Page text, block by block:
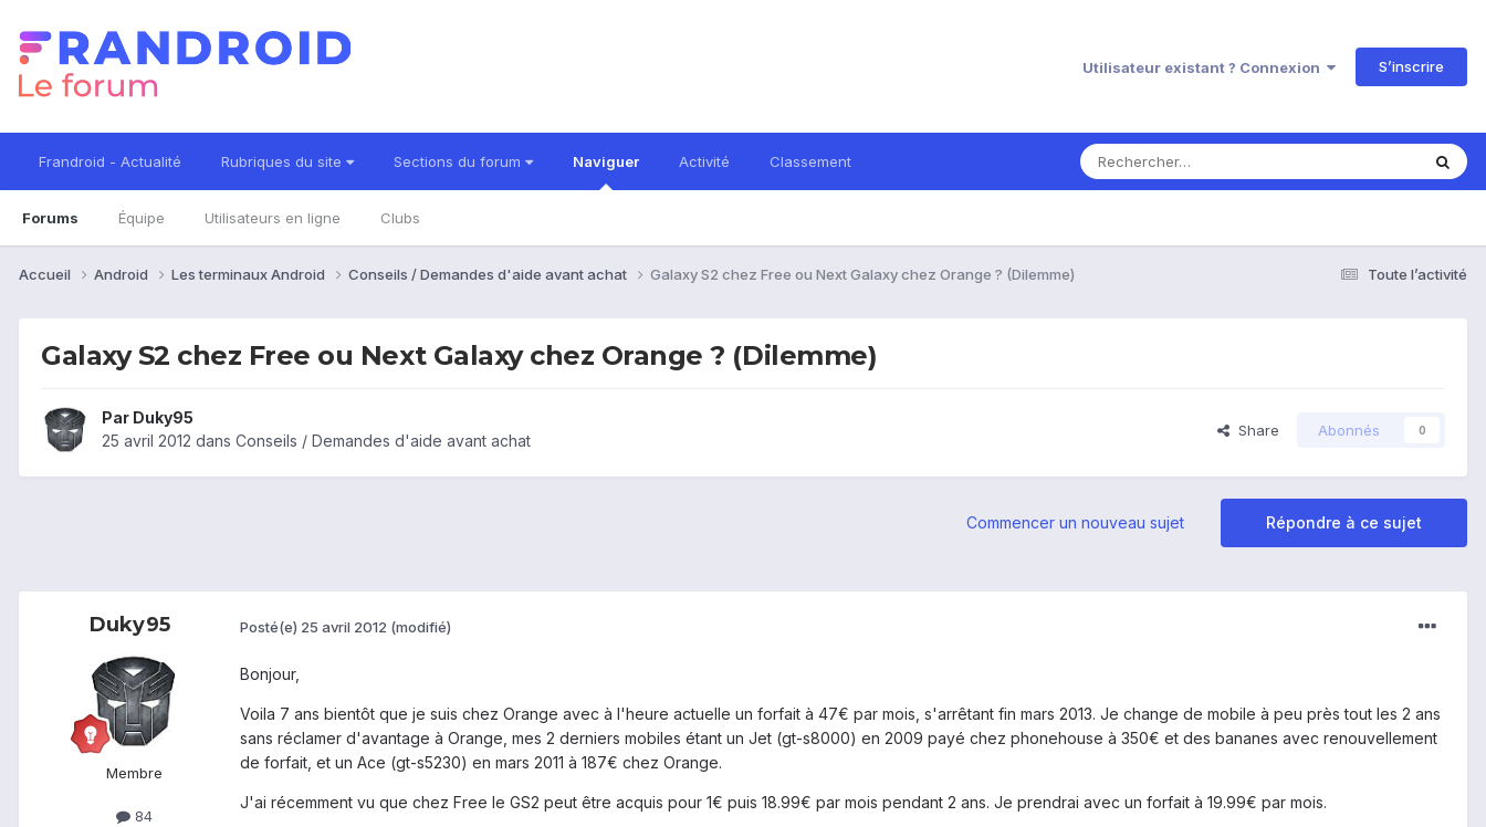
Utilisateur existant ? Connexion S’inscrire
Frandroid - Actualité Rubriques du site Sections du forum Naviguer
Forums Équipe Utilisateurs en ligne Clubs
Activité Classement
Toute l’activité
Accueil Android Les terminaux Android Conseils / Demandes d'aide avant achat Galaxy S2 chez Free ou Next Galaxy chez Orange ? (Dilemme)
Galaxy S2 chez Free ou Next Galaxy chez Orange ? (Dilemme)
Par Duky95
25 avril 2012 dans Conseils / Demandes d'aide avant achat
Share Abonnés 0
Répondre à ce sujet
Commencer un nouveau sujet
Duky95
Membre
84
Posté(e) 25 avril 2012 (modifié)
Bonjour,
Voila 7 ans bientôt que je suis chez Orange avec à l'heure actuelle un forfait à 47€ par mois, s'arrêtant fin mars 2013. Je change de mobile à peu près tout les 2 ans
sans réclamer d'avantage à Orange, mes 2 derniers mobiles étant un Jet (gt-s8000) en 2009 payé chez phonehouse à 350€ et des bananes avec renouvellement
de forfait, et un Ace (gt-s5230) en mars 2011 à 187€ chez Orange.
J'ai récemment vu que chez Free le GS2 peut être acquis pour 1€ puis 18.99€ par mois pendant 2 ans. Je prendrai avec un forfait à 19.99€ par mois.